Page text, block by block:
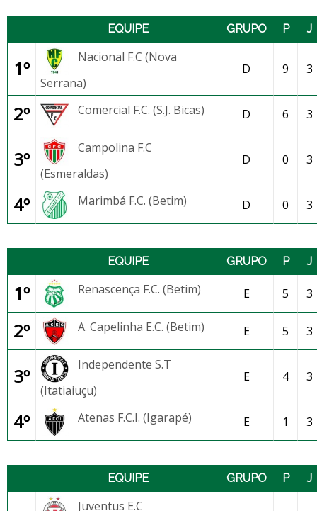
EQUIPE GRUPO P J
1º
Nacional F.C (Nova
Serrana)
D 9 3
2º Comercial F.C. (S.J. Bicas) D 6 3
3º
Campolina F.C
(Esmeraldas)
D 0 3
4º Marimbá F.C. (Betim) D 0 3
EQUIPE GRUPO P J
1º Renascença F.C. (Betim) E 5 3
2º A. Capelinha E.C. (Betim) E 5 3
3º
Independente S.T
(Itatiaiuçu)
E 4 3
4º Atenas F.C.I. (Igarapé) E 1 3
EQUIPE GRUPO P J
Juventus E.C